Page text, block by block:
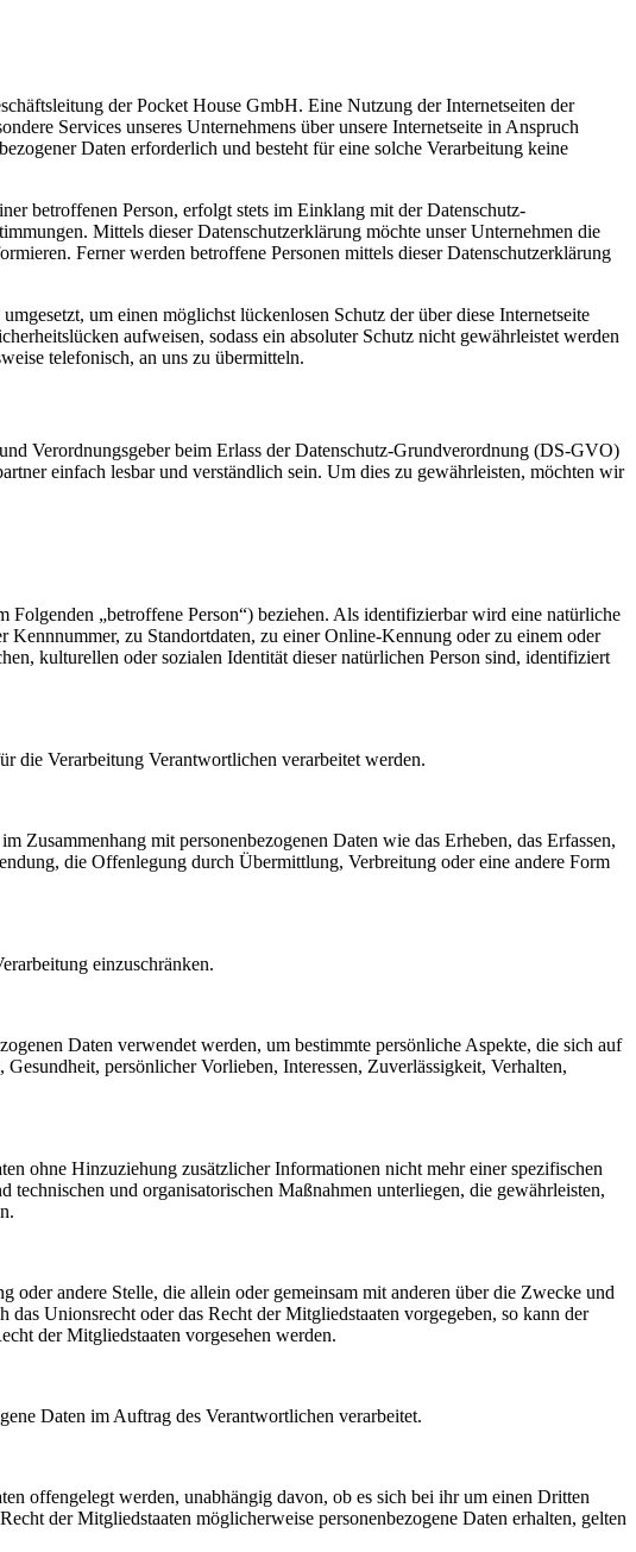
der Pocket House GmbH. Eine Nutzung der Internetseiten der
Services unseres Unternehmens über unsere Internetseite in Anspruch
Daten erforderlich und besteht für eine solche Verarbeitung keine
betroffenen Person, erfolgt stets im Einklang mit der Datenschutz-
Mittels dieser Datenschutzerklärung möchte unser Unternehmen die
Ferner werden betroffene Personen mittels dieser Datenschutzerklärung
um einen möglichst lückenlosen Schutz der über diese Internetseite
aufweisen, sodass ein absoluter Schutz nicht gewährleistet werden
telefonisch, an uns zu übermitteln.
Verordnungsgeber beim Erlass der Datenschutz-Grundverordnung (DS-GVO)
einfach lesbar und verständlich sein. Um dies zu gewährleisten, möchten wir
„betroffene Person“) beziehen. Als identifizierbar wird eine natürliche
zu Standortdaten, zu einer Online-Kennung oder zu einem oder
kulturellen oder sozialen Identität dieser natürlichen Person sind, identifiziert
die Verarbeitung Verantwortlichen verarbeitet werden.
Zusammenhang mit personenbezogenen Daten wie das Erheben, das Erfassen,
die Offenlegung durch Übermittlung, Verbreitung oder eine andere Form
einzuschränken.
Daten verwendet werden, um bestimmte persönliche Aspekte, die sich auf
persönlicher Vorlieben, Interessen, Zuverlässigkeit, Verhalten,
ohne Hinzuziehung zusätzlicher Informationen nicht mehr einer spezifischen
und organisatorischen Maßnahmen unterliegen, die gewährleisten,
andere Stelle, die allein oder gemeinsam mit anderen über die Zwecke und
Unionsrecht oder das Recht der Mitgliedstaaten vorgegeben, so kann der
der Mitgliedstaaten vorgesehen werden.
Daten im Auftrag des Verantwortlichen verarbeitet.
offengelegt werden, unabhängig davon, ob es sich bei ihr um einen Dritten
der Mitgliedstaaten möglicherweise personenbezogene Daten erhalten, gelten